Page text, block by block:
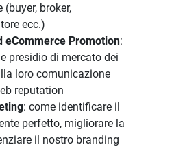
broker,
ecc.)
eCommerce Promotion:
presidio di mercato dei
loro comunicazione
reputation
: come identificare il
perfetto, migliorare la
il nostro branding